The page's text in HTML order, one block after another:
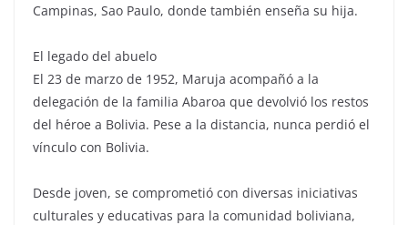
Campinas, Sao Paulo, donde también enseña su hija.
El legado del abuelo
El 23 de marzo de 1952, Maruja acompañó a la
delegación de la familia Abaroa que devolvió los restos
del héroe a Bolivia. Pese a la distancia, nunca perdió el
vínculo con Bolivia.
Desde joven, se comprometió con diversas iniciativas
culturales y educativas para la comunidad boliviana,